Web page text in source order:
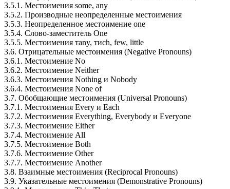
3.5.1. Местоимения some, any
3.5.2. Производные неопределенные местоимения
3.5.3. Неопределенное местоимение one
3.5.4. Слово-заместитель One
3.5.5. Местоимения таny, тисh, few, little
3.6. Отрицательные местоимения (Negative Pronouns)
3.6.1. Местоимение Nо
3.6.2. Местоимение Neither
3.6.3. Местоимения Nothing и Nobody
3.6.4. Местоимения None of
3.7. Обобщающие местоимения (Universal Pronouns)
3.7.1. Местоимения Every и Each
3.7.2. Местоимения Everything, Everybody и Everyone
3.7.3. Местоимение Either
3.7.4. Местоимение All
3.7.5. Местоимение Both
3.7.6. Местоимение Other
3.7.7. Местоимение Another
3.8. Взаимные местоимения (Reciprocal Pronouns)
3.9. Указательные местоимения (Demonstrative Pronouns)